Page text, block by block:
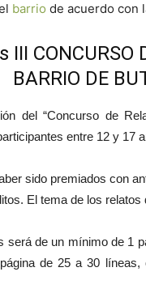
barrio de acuerdo con
CONCURSO
BARRIO DE
del “Concurso de
entre 12 y 17
sido premiados con
El tema de los
será de un mínimo de 1
de 25 a 30